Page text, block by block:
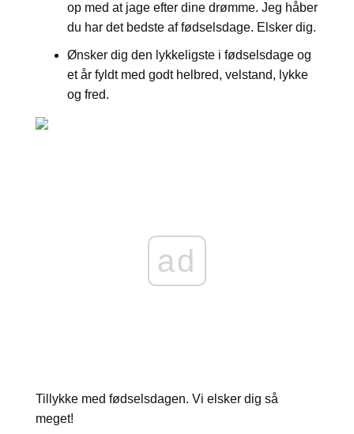
op med at jage efter dine drømme. Jeg håber
du har det bedste af fødselsdage. Elsker dig.
Ønsker dig den lykkeligste i fødselsdage og
et år fyldt med godt helbred, velstand, lykke
og fred.
ad
Tillykke med fødselsdagen. Vi elsker dig så
meget!